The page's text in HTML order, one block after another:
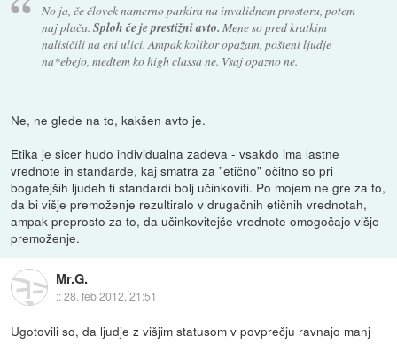
No ja, če človek namerno parkira na invalidnem prostoru, potem
naj plača. Sploh če je prestižni avto. Mene so pred kratkim
nalisičili na eni ulici. Ampak kolikor opažam, pošteni ljudje
na*ebejo, medtem ko high classa ne. Vsaj opazno ne.
Ne, ne glede na to, kakšen avto je.
Etika je sicer hudo individualna zadeva - vsakdo ima lastne
vrednote in standarde, kaj smatra za "etično" očitno so pri
bogatejših ljudeh ti standardi bolj učinkoviti. Po mojem ne gre za to,
da bi višje premoženje rezultiralo v drugačnih etičnih vrednotah,
ampak preprosto za to, da učinkovitejše vrednote omogočajo višje
premoženje.
Mr.G.
::28. feb 2012, 21:51
Ugotovili so, da ljudje z višjim statusom v povprečju ravnajo manj